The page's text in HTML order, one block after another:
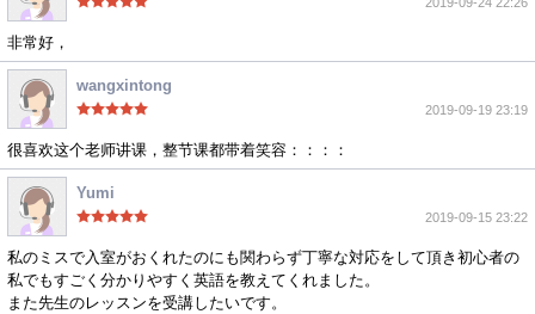
非常好，
wangxintong
2019-09-19 23:19
很喜欢这个老师讲课，整节课都带着笑容：：：：
Yumi
2019-09-15 23:22
私のミスで入室がおくれたのにも関わらず丁寧な対応をして頂き初心者の
私でもすごく分かりやすく英語を教えてくれました。
また先生のレッスンを受講したいです。